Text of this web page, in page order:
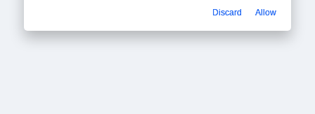
Discard Allow